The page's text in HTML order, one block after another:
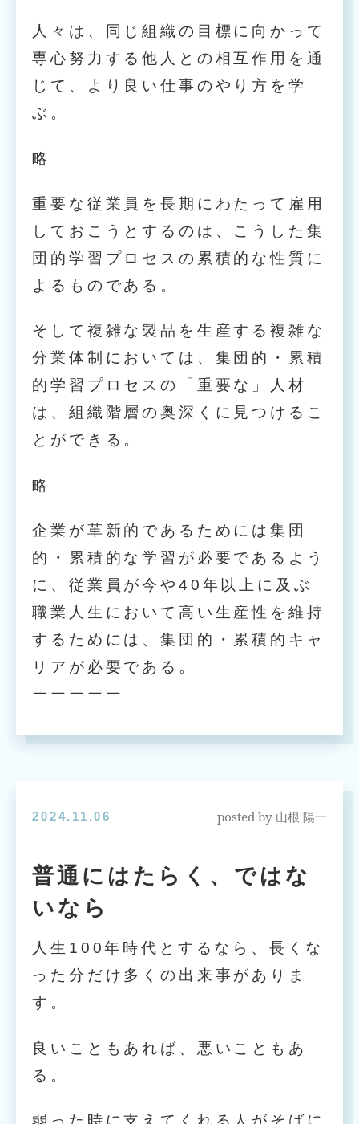
人々は、同じ組織の目標に向かって
専心努力する他人との相互作用を通
じて、より良い仕事のやり方を学
ぶ。
略
重要な従業員を長期にわたって雇用
しておこうとするのは、こうした集
団的学習プロセスの累積的な性質に
よるものである。
そして複雑な製品を生産する複雑な
分業体制においては、集団的・累積
的学習プロセスの「重要な」人材
は、組織階層の奥深くに見つけるこ
とができる。
略
企業が革新的であるためには集団
的・累積的な学習が必要であるよう
に、従業員が今や40年以上に及ぶ
職業人生において高い生産性を維持
するためには、集団的・累積的キャ
リアが必要である。
ーーーーー
2024.11.06 posted by 山根 陽一
普通にはたらく、ではな
いなら
人生100年時代とするなら、長くな
った分だけ多くの出来事がありま
す。
良いこともあれば、悪いこともあ
る。
弱った時に支えてくれる人がそばに